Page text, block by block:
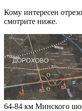
Кому интересен
смотрите ниже.
64-84 км Минского